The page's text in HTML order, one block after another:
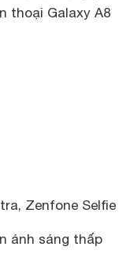
thoại Galaxy A8
Zenfone Selfie
ánh sáng thấp